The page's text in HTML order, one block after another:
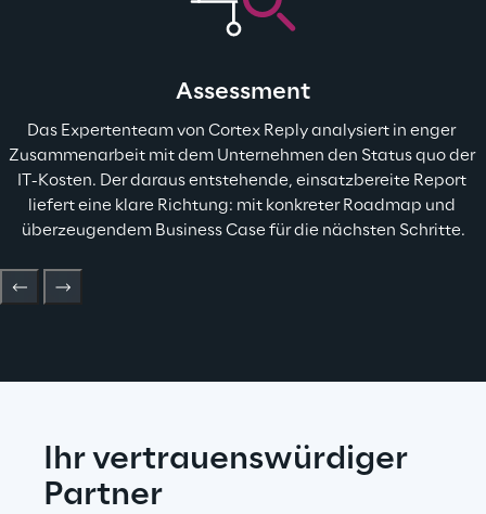
Assessment
Das Expertenteam von Cortex Reply analysiert in enger
Zusammenarbeit mit dem Unternehmen den Status quo der
IT-Kosten. Der daraus entstehende, einsatzbereite Report
liefert eine klare Richtung: mit konkreter Roadmap und
überzeugendem Business Case für die nächsten Schritte.
Ihr vertrauenswürdiger
Partner